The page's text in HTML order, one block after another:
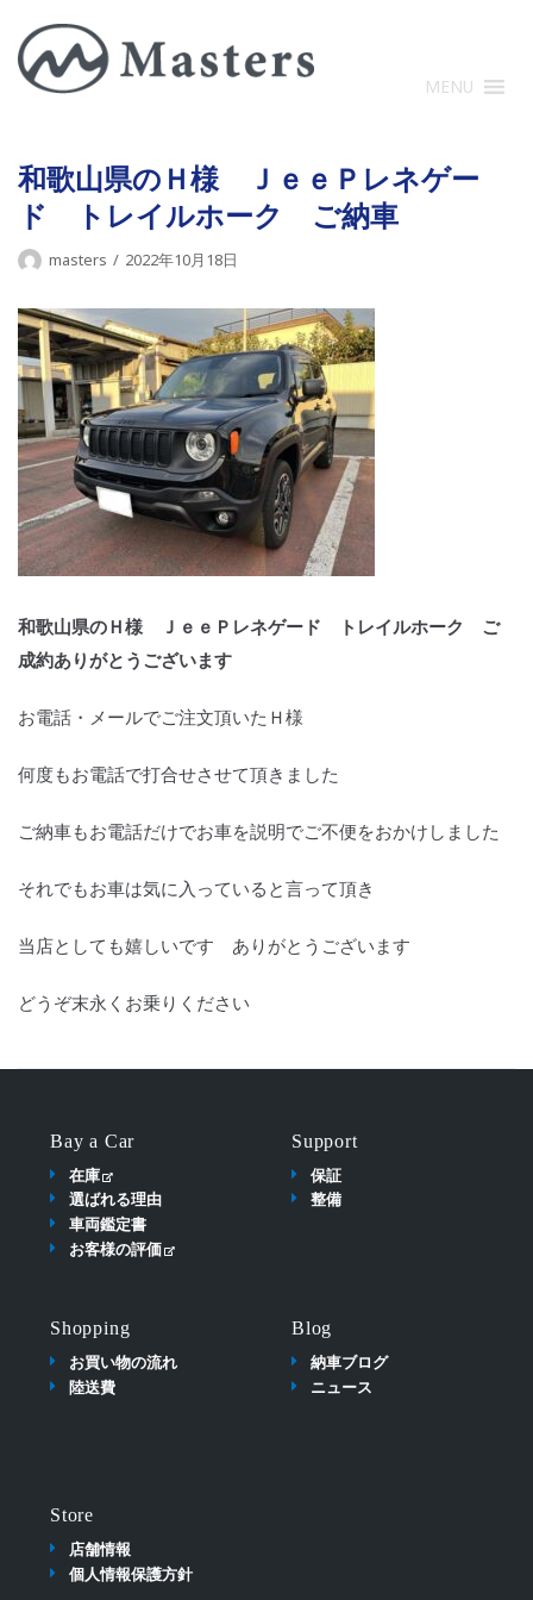
コ
ン
テ
に
ス
キ
ッ
MENU
和歌山県のＨ様 ＪｅｅＰレネゲー
ド トレイルホーク ご納車
masters 2022年10月18日
和歌山県のＨ様 ＪｅｅＰレネゲード トレイルホーク ご
成約ありがとうございます
お電話・メールでご注文頂いたＨ様
何度もお電話で打合せさせて頂きました
ご納車もお電話だけでお車を説明でご不便をおかけしました
それでもお車は気に入っていると言って頂き
当店としても嬉しいです ありがとうございます
どうぞ末永くお乗りください
Bay a Car
在庫
選ばれる理由
車両鑑定書
お客様の評価
Support
保証
整備
Shopping
お買い物の流れ
陸送費
Blog
納車ブログ
ニュース
Store
店舗情報
個人情報保護方針